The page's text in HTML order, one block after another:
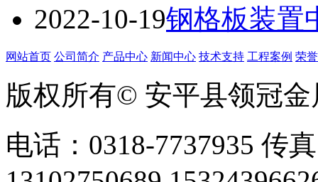
2022-10-19钢格板装置
网站首页 公司简介 产品中心 新闻中心 技术支持 工程案例 荣
版权所有© 安平县领冠
电话：0318-7737935 传